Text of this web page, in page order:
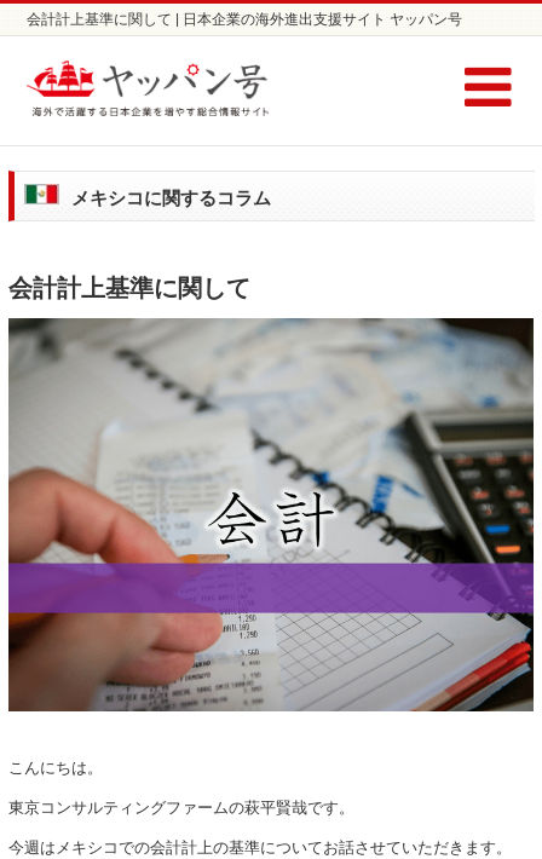
会計計上基準に関して | 日本企業の海外進出支援サイト ヤッパン号
メキシコに関するコラム
会計計上基準に関して
こんにちは。
東京コンサルティングファームの萩平賢哉です。
今週はメキシコでの会計計上の基準についてお話させていただきます。